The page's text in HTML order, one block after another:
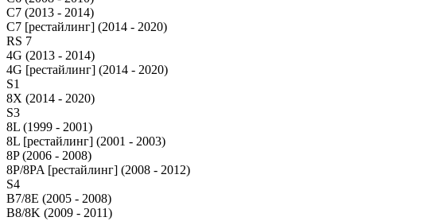
C7 (2013 - 2014)
C7 [рестайлинг] (2014 - 2020)
RS 7
4G (2013 - 2014)
4G [рестайлинг] (2014 - 2020)
S1
8X (2014 - 2020)
S3
8L (1999 - 2001)
8L [рестайлинг] (2001 - 2003)
8P (2006 - 2008)
8P/8PA [рестайлинг] (2008 - 2012)
S4
B7/8E (2005 - 2008)
B8/8K (2009 - 2011)